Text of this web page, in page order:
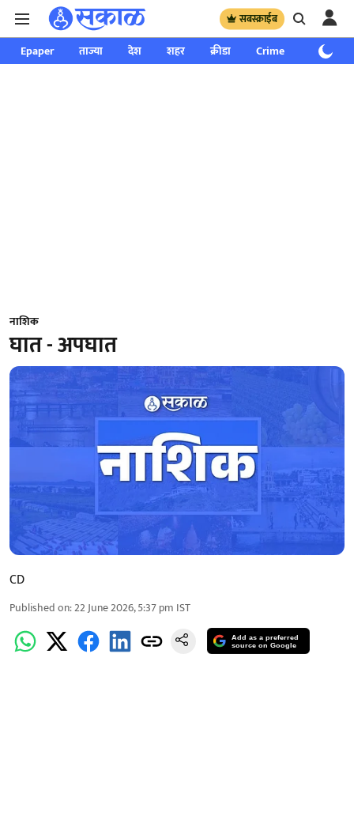
सबस्क्राईब
Epaper ताज्या देश शहर क्रीडा Crime साप्ताहिक
नाशिक
घात - अपघात
CD
Published on:22 June 2026, 5:37 pm IST
Add as a preferred
source on Google